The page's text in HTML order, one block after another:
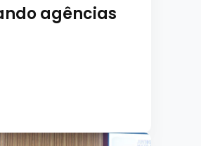
agências